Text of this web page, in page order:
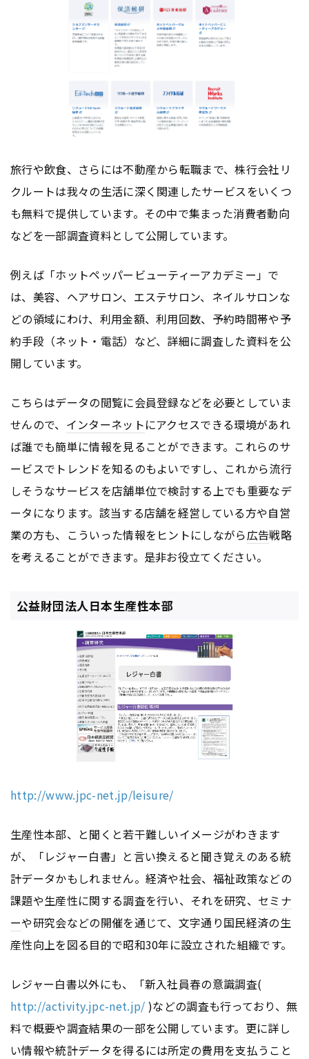
旅行や飲食、さらには不動産から転職まで、株行会社リ
クルートは我々の生活に深く関連したサービスをいくつ
も無料で提供しています。その中で集まった消費者動向
などを一部調査資料として公開しています。
例えば「ホットペッパービューティーアカデミー」で
は、美容、ヘアサロン、エステサロン、ネイルサロンな
どの領域にわけ、利用金額、利用回数、予約時間帯や予
約手段（ネット・電話）など、詳細に調査した資料を公
開しています。
こちらはデータの閲覧に会員登録などを必要としていま
せんので、 インターネットにアクセスできる環境があれ
ば誰でも簡単に情報を見ることができます。これらのサ
ービスでトレンドを知るのもよいですし、これから流行
しそうなサービスを店舗単位で検討する上でも重要なデ
ータになります。該当する店舗を経営している方や自営
業の方も、こういった情報をヒントにしながら広告戦略
を考えることができます。是非お役立てください。
公益財団法人日本生産性本部
http://www.jpc-net.jp/leisure/
生産性本部、と聞くと若干難しいイメージがわきます
が、「レジャー白書」と言い換えると聞き覚えのある統
計データかもしれません。経済や社会、福祉政策などの
課題や生産性に関する調査を行い、それを研究、 セミナ
ーや研究会などの開催を通じて、文字通り国民経済の生
産性向上を図る目的で昭和30年に設立された組織です。
レジャー白書以外にも、「新入社員春の意識調査(
http://activity.jpc-net.jp/ )などの調査も行っており、無
料で概要や調査結果の一部を公開しています。更に詳し
い情報や統計データを得るには所定の費用を支払うこと